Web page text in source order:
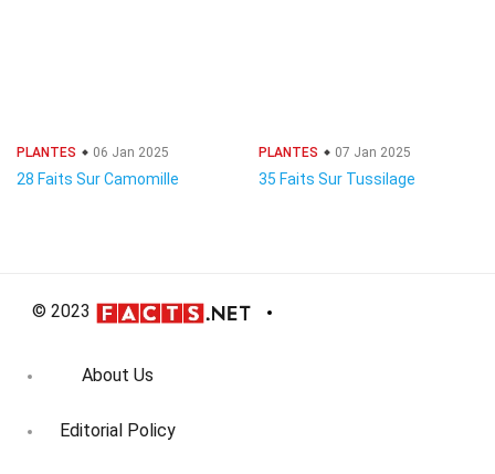
PLANTES 06 Jan 2025
28 Faits Sur Camomille
PLANTES 07 Jan 2025
35 Faits Sur Tussilage
© 2023
About Us
Editorial Policy